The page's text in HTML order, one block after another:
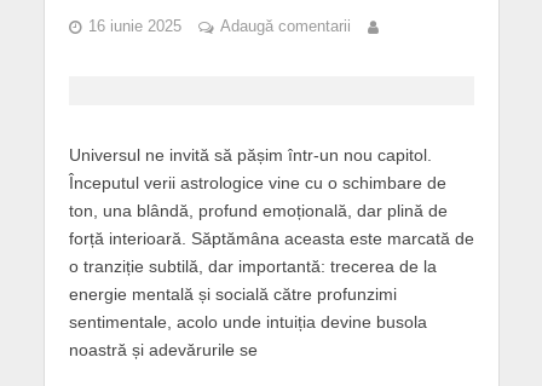
16 iunie 2025 Adaugă comentarii
Universul ne invită să pășim într-un nou capitol.
Începutul verii astrologice vine cu o schimbare de
ton, una blândă, profund emoțională, dar plină de
forță interioară. Săptămâna aceasta este marcată de
o tranziție subtilă, dar importantă: trecerea de la
energie mentală și socială către profunzimi
sentimentale, acolo unde intuiția devine busola
noastră și adevărurile se